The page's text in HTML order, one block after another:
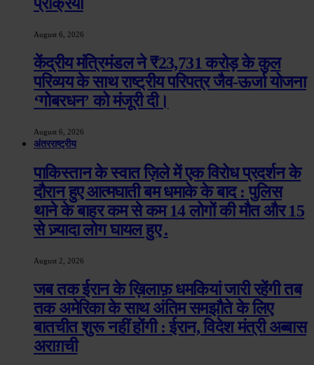
प्रक्रिया
August 6, 2026
केंद्रीय मंत्रिमंडल ने ₹23,731 करोड़ के कुल
परिव्यय के साथ राष्ट्रीय परिपत्र जैव-ऊर्जा योजना
‘गोबरधन’ को मंजूरी दी।
August 6, 2026
अंतरराष्ट्रीय
पाकिस्तान के स्वात ज़िले में एक विरोध प्रदर्शन के
दौरान हुए आत्मघाती बम धमाके के बाद : पुलिस
थाने के बाहर कम से कम 14 लोगों की मौत और 15
से ज़्यादा लोग घायल हुए .
August 2, 2026
जब तक ईरान के ख़िलाफ़ धमकियां जारी रहेंगी तब
तक अमेरिका के साथ अंतिम समझौते के लिए
बातचीत शुरू नहीं होंगी : ईरान, विदेश मंत्री अब्बास
अराग़ची